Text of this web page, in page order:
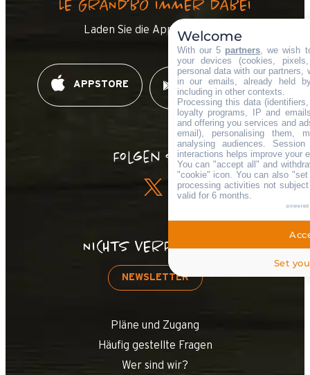
LE GRAND’BO IMMER DABEI
Laden Sie die App herunter !
APPSTORE GOOGLE PLAY
Folgen Sie !
NICHTS VERPASSEN!
NEWSLETTER
Pläne und Zugang
Häufig gestellte Fragen
Wer sind wir?
Welcome
With our 5 partners, we wish
your devices (cookies,
personal data with our partners,
in our emails, already held
including in other contexts.
Processing this data
loyalty programs, IP and
and offering you services and
email), personalising them,
analysing audiences.
interactions helps improve your
You can "accept all" and
"cookie" icon. You can also
processing activities not
valid for 6 months.
Set